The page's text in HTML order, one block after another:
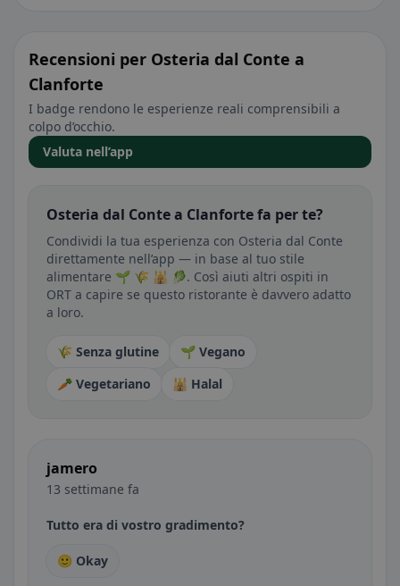
Recensioni per Osteria dal Conte a
Clanforte
I badge rendono le esperienze reali comprensibili a
colpo d’occhio.
Valuta nell’app
Osteria dal Conte a Clanforte fa per te?
Condividi la tua esperienza con Osteria dal Conte
direttamente nell’app — in base al tuo stile
alimentare 🌱 🌾 🕌 🥬. Così aiuti altri ospiti in
ORT a capire se questo ristorante è davvero adatto
a loro.
🌾 Senza glutine
🌱 Vegano
🥕 Vegetariano
🕌 Halal
jamero
13 settimane fa
Tutto era di vostro gradimento?
🙂 Okay